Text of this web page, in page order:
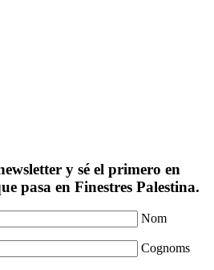
y sé el primero en
pasa en Finestres Palestina.
Nom
Cognoms